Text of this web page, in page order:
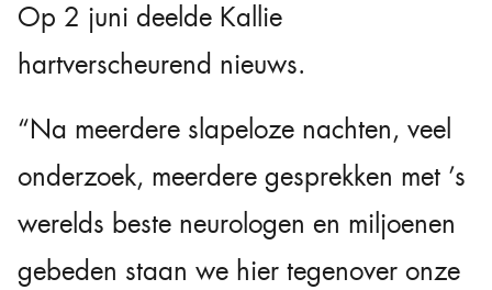
Op 2 juni deelde Kallie
hartverscheurend nieuws.
“Na meerdere slapeloze nachten, veel
onderzoek, meerdere gesprekken met ’s
werelds beste neurologen en miljoenen
gebeden staan we hier tegenover onze